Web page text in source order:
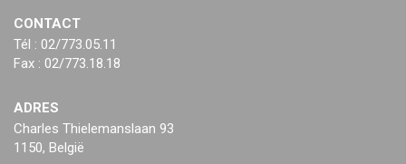
CONTACT
Tél : 02/773.05.11
Fax : 02/773.18.18
ADRES
Charles Thielemanslaan 93
1150, België